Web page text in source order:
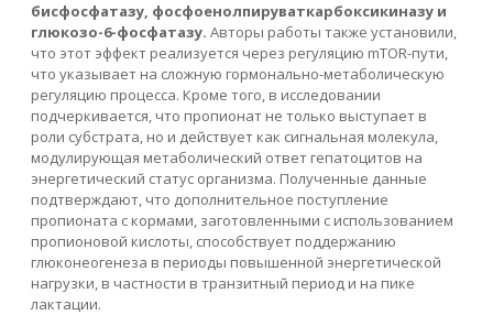
бисфосфатазу, фосфоенолпируваткарбоксикиназу и
глюкозо-6-фосфатазу. Авторы работы также установили,
что этот эффект реализуется через регуляцию mTOR-пути,
что указывает на сложную гормонально-метаболическую
регуляцию процесса. Кроме того, в исследовании
подчеркивается, что пропионат не только выступает в
роли субстрата, но и действует как сигнальная молекула,
модулирующая метаболический ответ гепатоцитов на
энергетический статус организма. Полученные данные
подтверждают, что дополнительное поступление
пропионата с кормами, заготовленными с использованием
пропионовой кислоты, способствует поддержанию
глюконеогенеза в периоды повышенной энергетической
нагрузки, в частности в транзитный период и на пике
лактации.